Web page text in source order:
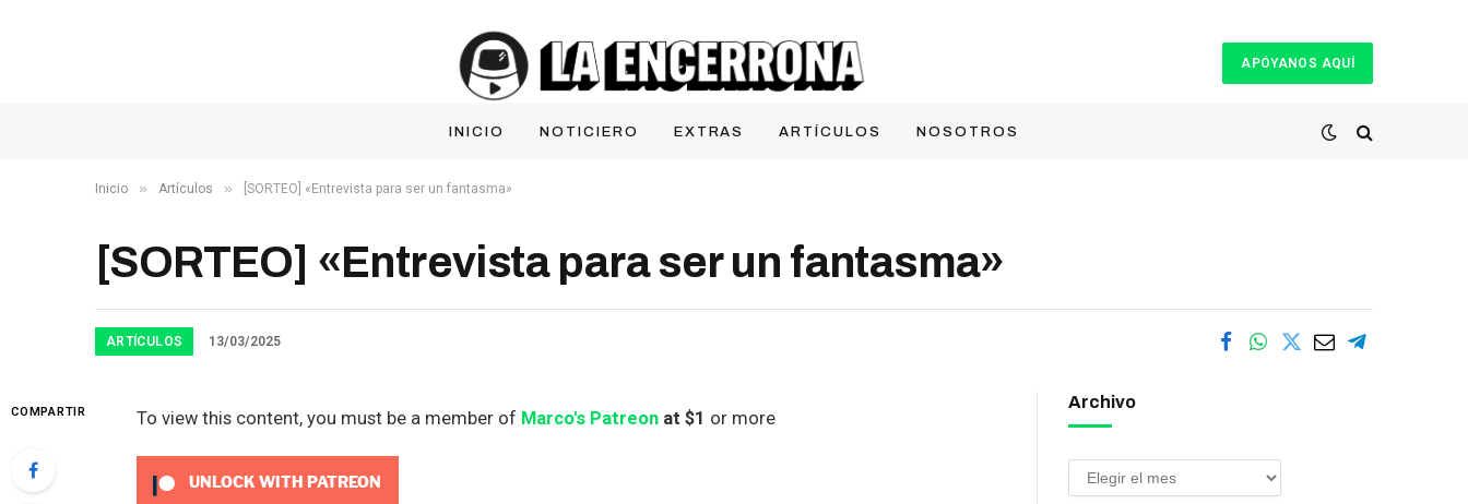
APÓYANOS AQUÍ
INICIO NOTICIERO EXTRAS ARTÍCULOS NOSOTROS
Inicio » Artículos » [SORTEO] «Entrevista para ser un fantasma»
[SORTEO] «Entrevista para ser un fantasma»
ARTÍCULOS 13/03/2025
COMPARTIR To view this content, you must be a member of Marco's Patreonat $1 or more
UNLOCK WITH PATREON
Archivo